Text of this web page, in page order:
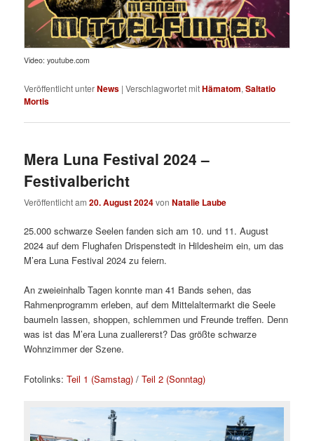
Video: youtube.com
Veröffentlicht unterNews |Verschlagwortet mitHämatom,Saltatio
Mortis
Mera Luna Festival 2024 –
Festivalbericht
Veröffentlicht am20. August 2024vonNatalie Laube
25.000 schwarze Seelen fanden sich am 10. und 11. August
2024 auf dem Flughafen Drispenstedt in Hildesheim ein, um das
M’era Luna Festival 2024 zu feiern.
An zweieinhalb Tagen konnte man 41 Bands sehen, das
Rahmenprogramm erleben, auf dem Mittelaltermarkt die Seele
baumeln lassen, shoppen, schlemmen und Freunde treffen. Denn
was ist das M’era Luna zuallererst? Das größte schwarze
Wohnzimmer der Szene.
Fotolinks:Teil 1 (Samstag) /Teil 2 (Sonntag)